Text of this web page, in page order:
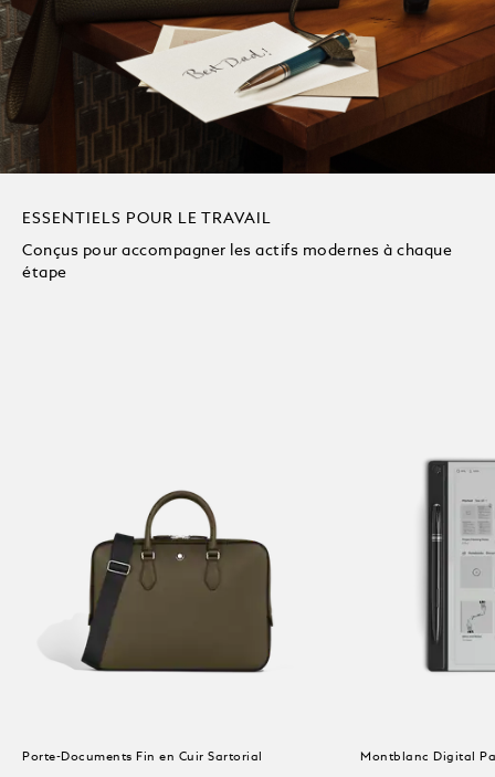
ESSENTIELS POUR LE TRAVAIL
Conçus pour accompagner les actifs modernes à chaque
étape
Porte-Documents Fin en Cuir Sartorial Montblanc Digital